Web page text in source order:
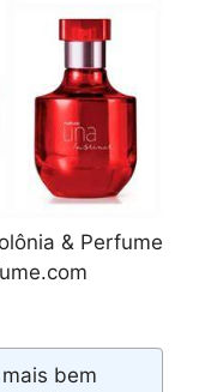
& Perfume
bem